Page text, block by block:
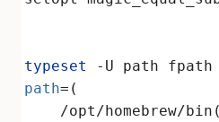
typeset
path